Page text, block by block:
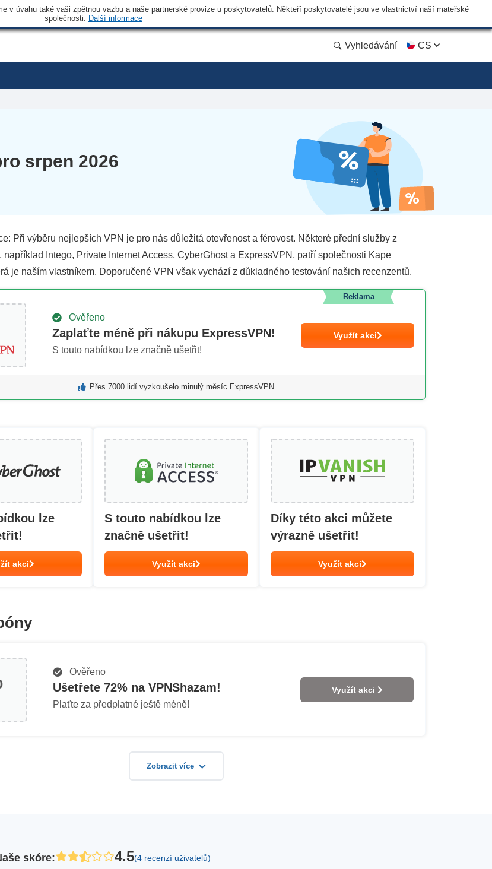
v úvahu také vaši zpětnou vazbu a naše partnerské provize u poskytovatelů. Někteří poskytovatelé jsou ve vlastnictví naší mateřské
společnosti. Další informace
Vyhledávání CS
srpen 2026
Při výběru nejlepších VPN je pro nás důležitá otevřenost a férovost. Některé přední služby z
například Intego, Private Internet Access, CyberGhost a ExpressVPN, patří společnosti Kape
je naším vlastníkem. Doporučené VPN však vychází z důkladného testování našich recenzentů.
Ověřeno
Zaplaťte méně při nákupu ExpressVPN!
S touto nabídkou lze značně ušetřit!
Využít akci
Reklama
Přes 7000 lidí vyzkoušelo minulý měsíc ExpressVPN
lze
akci
S touto nabídkou lze
značně ušetřit!
Využít akci
Díky této akci můžete
výrazně ušetřit!
Využít akci
Ověřeno
Ušetřete 72% na VPNShazam!
Plaťte za předplatné ještě méně!
Využít akci
Zobrazit více
skóre: 4.5(4 recenzí uživatelů)